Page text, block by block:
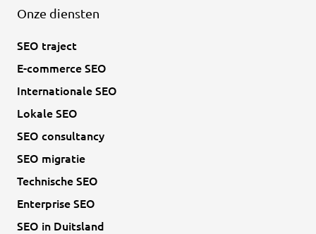
Onze diensten
SEO traject
E-commerce SEO
Internationale SEO
Lokale SEO
SEO consultancy
SEO migratie
Technische SEO
Enterprise SEO
SEO in Duitsland